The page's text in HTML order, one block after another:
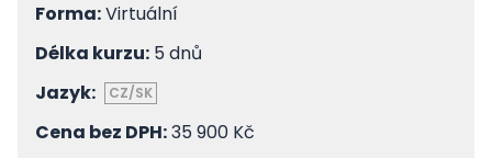
Forma:Virtuální
Délka kurzu: 5 dnů
Jazyk:
CZ/SK
Cena bez DPH:35 900 Kč